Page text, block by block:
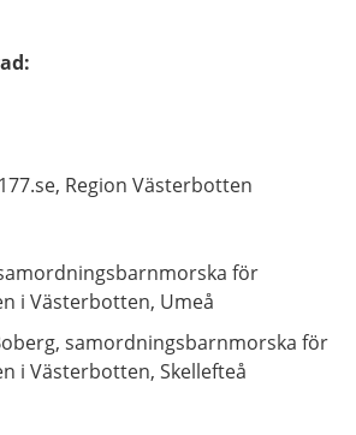
:
Region Västerbotten
för
i Västerbotten, Umeå
samordningsbarnmorska för
i Västerbotten, Skellefteå